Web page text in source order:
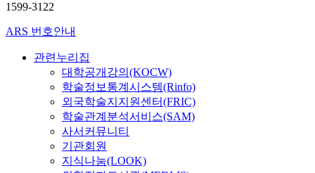
1599-3122
ARS 번호안내
관련누리집
대학공개강의(KOCW)
학술정보통계시스템(Rinfo)
외국학술지지원센터(FRIC)
학술관계분석서비스(SAM)
사서커뮤니티
기관회원
지식나눔(LOOK)